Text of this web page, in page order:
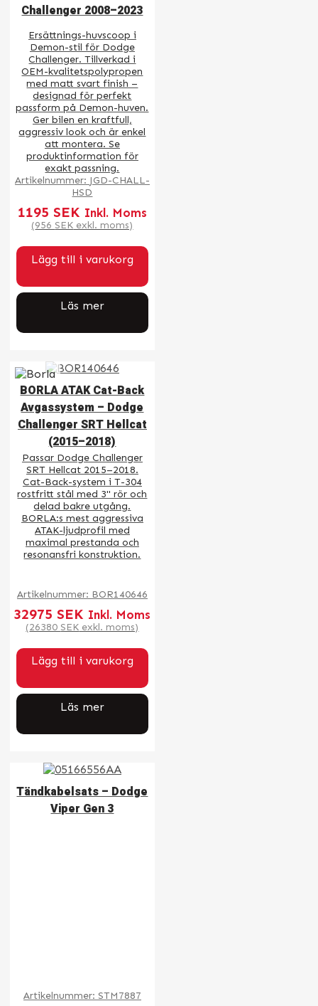
Challenger 2008–2023
Ersättnings-huvscoop i
Demon-stil för Dodge
Challenger. Tillverkad i
OEM-kvalitetspolypropen
med matt svart finish –
designad för perfekt
passform på Demon-huven.
Ger bilen en kraftfull,
aggressiv look och är enkel
att montera. Se
produktinformation för
exakt passning.
Artikelnummer: JGD-CHALL-
HSD
1195 SEK Inkl. Moms
(956 SEK exkl. moms)
Lägg till i varukorg
Läs mer
BORLA ATAK Cat-Back
Avgassystem – Dodge
Challenger SRT Hellcat
(2015–2018)
Passar Dodge Challenger
SRT Hellcat 2015–2018.
Cat-Back-system i T-304
rostfritt stål med 3" rör och
delad bakre utgång.
BORLA:s mest aggressiva
ATAK-ljudprofil med
maximal prestanda och
resonansfri konstruktion.
Artikelnummer: BOR140646
32975 SEK Inkl. Moms
(26380 SEK exkl. moms)
Lägg till i varukorg
Läs mer
Tändkabelsats – Dodge
Viper Gen 3
Artikelnummer: STM7887